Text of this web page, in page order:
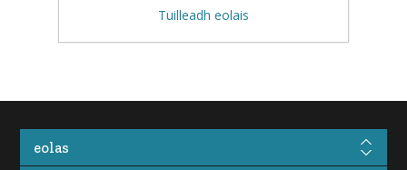
eolas
Tuilleadh eolais